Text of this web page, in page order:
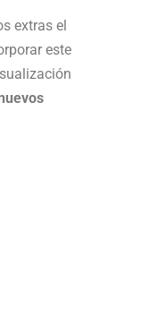
extras el
este